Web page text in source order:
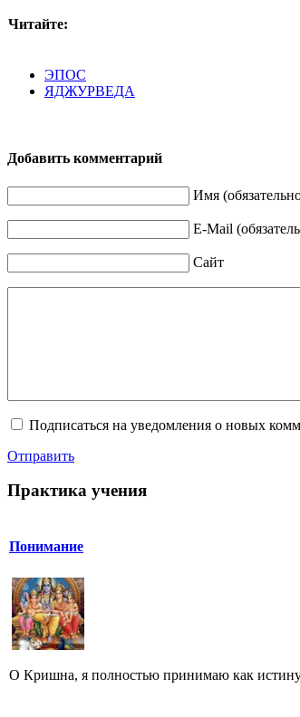
Читайте:
ЭПОС
ЯДЖУРВЕДА
Добавить комментарий
Имя
E-Mail
Сайт
Подписаться на уведомления о новых
Отправить
Практика учения
Понимание
O Кришна, я полностью принимаю как